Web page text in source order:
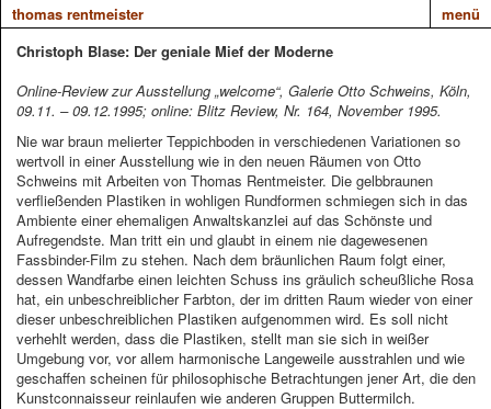
thomas rentmeister
menü
​Christoph Blase: Der geniale Mief der Moderne
Online-Review zur Ausstellung „welcome“, Galerie Otto Schweins, Köln,
09.11. – 09.12.1995; online: Blitz Review, Nr. 164, November 1995.
Nie war braun melierter Teppichboden in verschiedenen Variationen so
wertvoll in einer Ausstellung wie in den neuen Räumen von Otto
Schweins mit Arbeiten von Thomas Rentmeister. Die gelbbraunen
verfließenden Plastiken in wohligen Rundformen schmiegen sich in das
Ambiente einer ehemaligen Anwaltskanzlei auf das Schönste und
Aufregendste. Man tritt ein und glaubt in einem nie dagewesenen
Fassbinder-Film zu stehen. Nach dem bräunlichen Raum folgt einer,
dessen Wandfarbe einen leichten Schuss ins gräulich scheußliche Rosa
hat, ein unbeschreiblicher Farbton, der im dritten Raum wieder von einer
dieser unbeschreiblichen Plastiken aufgenommen wird. Es soll nicht
verhehlt werden, dass die Plastiken, stellt man sie sich in weißer
Umgebung vor, vor allem harmonische Langeweile ausstrahlen und wie
geschaffen scheinen für philosophische Betrachtungen jener Art, die den
Kunstconnaisseur reinlaufen wie anderen Gruppen Buttermilch.